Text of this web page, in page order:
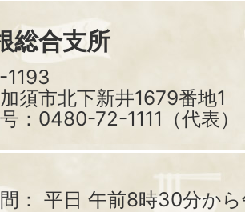
総合支所
須市北下新井1679番地1
：0480-72-1111（代表）
： 平日 午前8時30分か